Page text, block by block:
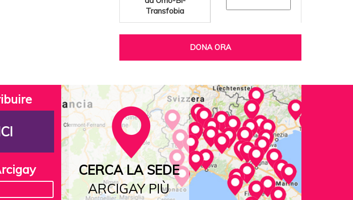
Transfobia
DONA ORA
CERCA LA SEDE
ARCIGAY PIÙ